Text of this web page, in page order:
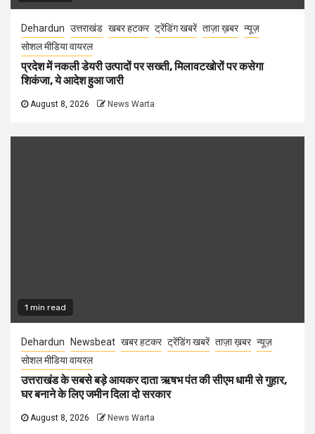
Dehardun उत्तराखंड खबर हटकर ट्रेंडिंग खबरें ताज़ा ख़बर न्यूज़
सोशल मीडिया वायरल
प्रदेश में नकली डेयरी उत्पादों पर सख्ती, मिलावटखोरों पर कसेगा
शिकंजा, ये आदेश हुआ जारी
August 8, 2026 News Warta
1 min read
Dehardun Newsbeat खबर हटकर ट्रेंडिंग खबरें ताज़ा ख़बर न्यूज़
सोशल मीडिया वायरल
उत्तराखंड के सबसे बड़े आयकर दाता ऋषभ पंत की सीएम धामी से गुहार,
घर बनाने के लिए जमीन दिला दो सरकार
August 8, 2026 News Warta